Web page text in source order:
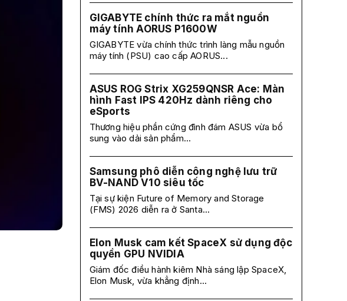
GIGABYTE chính thức ra mắt nguồn
máy tính AORUS P1600W
GIGABYTE vừa chính thức trình làng mẫu nguồn
máy tính (PSU) cao cấp AORUS...
ASUS ROG Strix XG259QNSR Ace: Màn
hình Fast IPS 420Hz dành riêng cho
eSports
Thương hiệu phần cứng đình đám ASUS vừa bổ
sung vào dải sản phẩm...
Samsung phô diễn công nghệ lưu trữ
BV-NAND V10 siêu tốc
Tại sự kiện Future of Memory and Storage
(FMS) 2026 diễn ra ở Santa...
Elon Musk cam kết SpaceX sử dụng độc
quyền GPU NVIDIA
Giám đốc điều hành kiêm Nhà sáng lập SpaceX,
Elon Musk, vừa khẳng định...